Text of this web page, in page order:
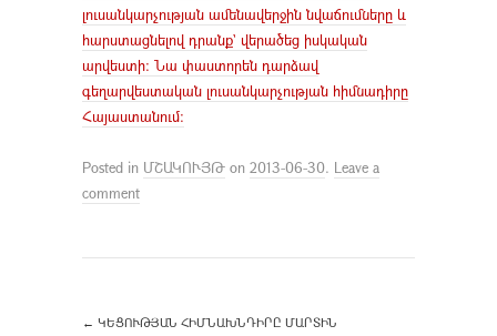
լուսանկարչության ամենավերջին նվաճումները և
հարստացնելով դրանք` վերածեց իսկական
արվեստի: Նա փաստորեն դարձավ
գեղարվեստական լուսանկարչության հիմնադիրը
Հայաստանում:
Posted in ՄՇԱԿՈՒՅԹ on 2013-06-30. Leave a
comment
← ԿԵՑՈՒԹՅԱՆ ՀԻՄՆԱԽՆԴԻՐԸ ՄԱՐՏԻՆ